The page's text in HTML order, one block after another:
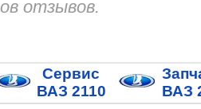
отзывов.
Сервис
ВАЗ 2110
ВАЗ